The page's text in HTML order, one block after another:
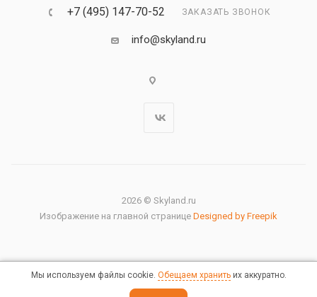
+7 (495) 147-70-52 ЗАКАЗАТЬ ЗВОНОК
info@skyland.ru
2026 © Skyland.ru
Изображение на главной странице Designed by Freepik
Правовая информация
Мы используем файлы cookie. Обещаем хранитьих аккуратно.